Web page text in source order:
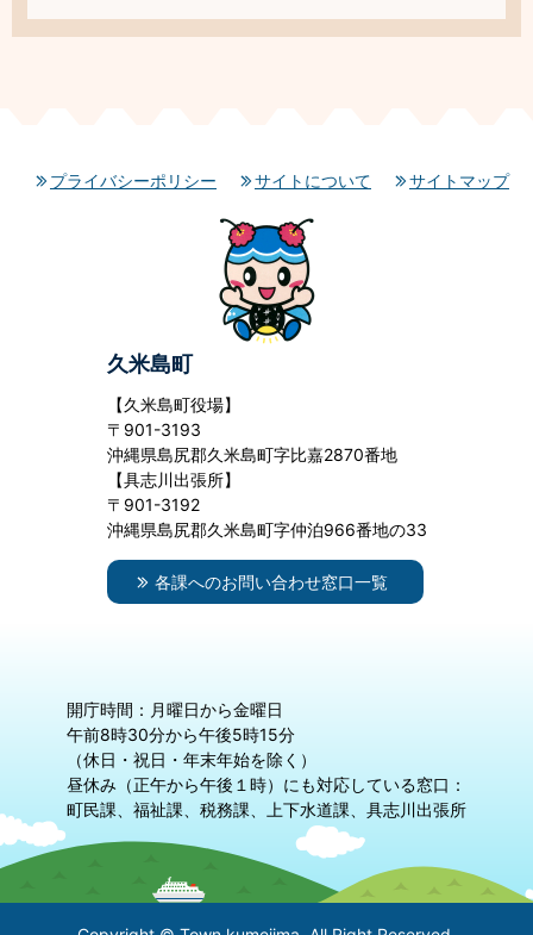
プライバシーポリシー サイトについて サイトマップ
久米島町
【久米島町役場】
〒901-3193
沖縄県島尻郡久米島町字比嘉2870番地
【具志川出張所】
〒901-3192
沖縄県島尻郡久米島町字仲泊966番地の33
各課へのお問い合わせ窓口一覧
開庁時間：月曜日から金曜日
午前8時30分から午後5時15分
（休日・祝日・年末年始を除く）
昼休み（正午から午後１時）にも対応している窓口：
町民課、福祉課、税務課、上下水道課、具志川出張所